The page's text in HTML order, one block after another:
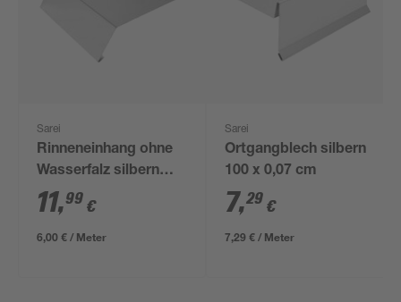
Sarei
Rinneneinhang ohne
Wasserfalz silbern
200 cm
11,99 €
6,00 € / Meter
Sarei
Ortgangblech silbern
100 x 0,07 cm
7,29 €
7,29 € / Meter